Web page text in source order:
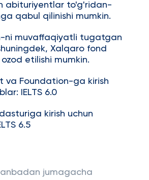
abituriyentlar to'g'ridan-
qabul qilinishi mumkin.
ni muvaffaqiyatli tugatgan
Xalqaro fond
etilishi mumkin.
va Foundation-ga kirish
IELTS 6.0
kirish uchun
6.5
jumagacha